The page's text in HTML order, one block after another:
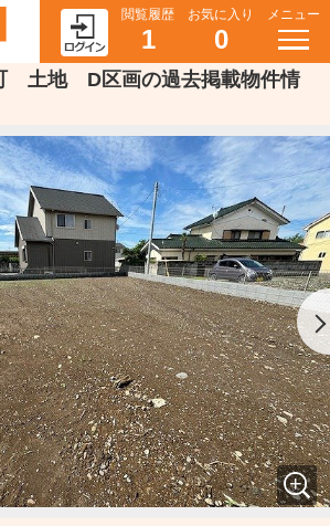
閲覧履歴
1
お気に入り
0
メニュー
土地 D区画の過去掲載物件情